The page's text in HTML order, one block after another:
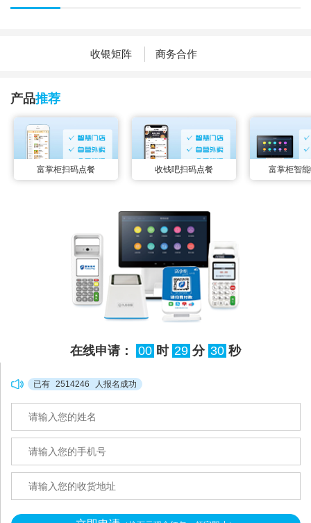
收银矩阵 商务合作
产品推荐
富掌柜扫码点餐 收钱吧扫码点餐 富掌柜智
在线申请： 00 时 29 分 29 秒
已有 2514246 人报名成功